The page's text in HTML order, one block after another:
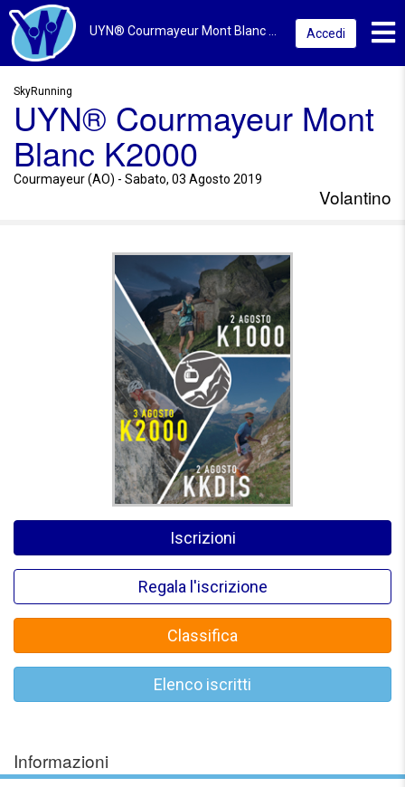
Accedi
SkyRunning
UYN® Courmayeur Mont
Blanc K2000
Courmayeur (AO) - Sabato, 03 Agosto 2019
Volantino
Informazioni
Iscrizioni
Regala l'iscrizione
Classifica
Elenco iscritti